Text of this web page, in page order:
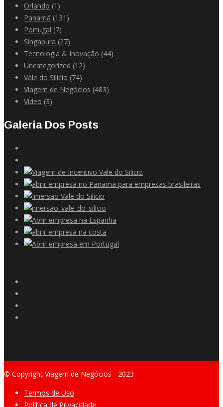
Orlando (1)
Panamá (131)
Portugal (7)
Singapura (27)
Tecnologia & Inovação (44)
Uncategorized (12)
Vale do Silício (74)
Viagem de Negócios (483)
Video (3)
Galeria Dos Posts
© Copyright Viagem de Negócios - 2023
Termos de Uso
Política de Privacidade